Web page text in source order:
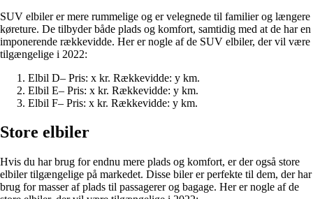
SUV elbiler er mere rummelige og er velegnede til familier og længere
køreture. De tilbyder både plads og komfort, samtidig med at de har en
imponerende rækkevidde. Her er nogle af de SUV elbiler, der vil være
tilgængelige i 2022:
Elbil D– Pris: x kr. Rækkevidde: y km.
Elbil E– Pris: x kr. Rækkevidde: y km.
Elbil F– Pris: x kr. Rækkevidde: y km.
Store elbiler
Hvis du har brug for endnu mere plads og komfort, er der også store
elbiler tilgængelige på markedet. Disse biler er perfekte til dem, der har
brug for masser af plads til passagerer og bagage. Her er nogle af de